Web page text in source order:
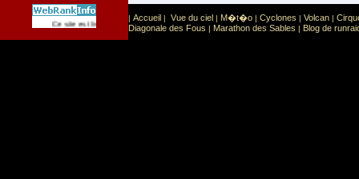
Ce site est list� dans la cat�gorie Sport Sports extr�mes
| Accueil | Vue du ciel | M�t�o | Cyclones | Volcan |
Diagonale des Fous | Marathon des Sables | Blog de